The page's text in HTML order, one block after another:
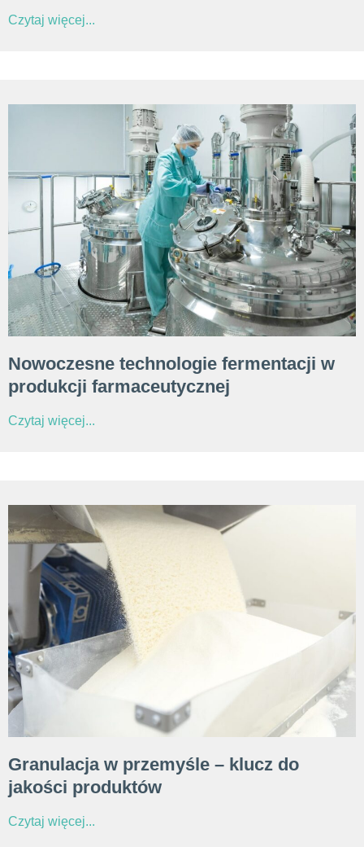
Czytaj więcej...
Nowoczesne technologie fermentacji w
produkcji farmaceutycznej
Czytaj więcej...
Granulacja w przemyśle – klucz do
jakości produktów
Czytaj więcej...